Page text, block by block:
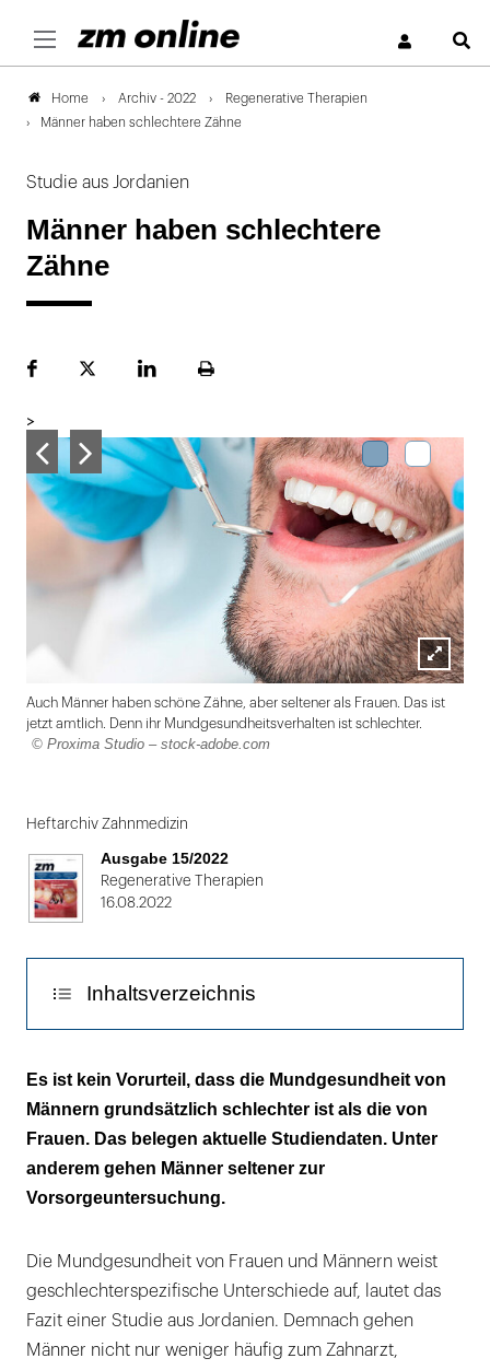
Home Archiv - 2022
Regenerative Therapien
Männer haben schlechtere Zähne
Studie aus Jordanien
Männer haben schlechtere
Zähne
FacebookPlattformLinekdInSeite
>
Lightbox
öffnen
Auch Männer haben schöne Zähne, aber seltener als Frauen. Das ist
jetzt amtlich. Denn ihr Mundgesundheitsverhalten ist schlechter.
© Proxima Studio – stock-adobe.com
1
von
2
Heftarchiv Zahnmedizin
Ausgabe 15/2022
Regenerative Therapien
16.08.2022
Inhaltsverzeichnis
WENIGER ZAHNSEIDE, MEHR KARIES
Es ist kein Vorurteil, dass die Mundgesundheit von
Männern grundsätzlich schlechter ist als die von
Frauen. Das belegen aktuelle Studiendaten. Unter
anderem gehen Männer seltener zur
Vorsorgeuntersuchung.
Die Mundgesundheit von Frauen und Männern weist
geschlechterspezifische Unterschiede auf, lautet das
Fazit einer Studie aus Jordanien. Demnach gehen
Männer nicht nur weniger häufig zum Zahnarzt,